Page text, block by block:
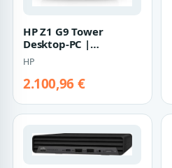
HP Z1 G9 Tower
Desktop-PC |
8t1l1ea#abd | Core i7-
14700 - 32GB RAM
HP
2.100,96 €